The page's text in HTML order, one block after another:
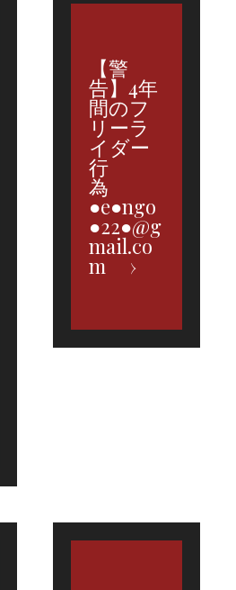
【警
告】4年
間のフ
リーラ
イダー
行
為
●e●ngo
●22●@g
mail.co
m